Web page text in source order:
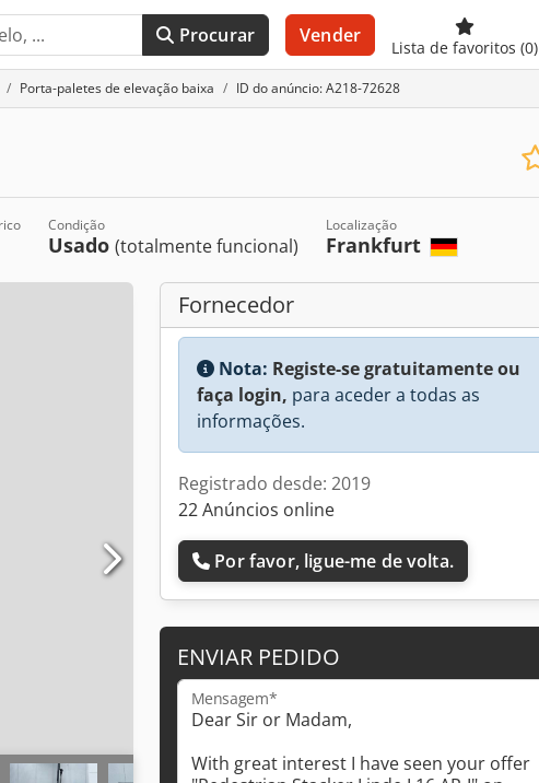
Procurar Vender
Lista de favoritos (0)
Porta-paletes de elevação baixa ID do anúncio: A218-72628
Condição
Usado(totalmente funcional)
Localização
Frankfurt
Fornecedor
Nota: Registe-se gratuitamente ou
faça login, para aceder a todas as
informações.
Registrado desde: 2019
22 Anúncios online
Por favor, ligue-me de volta.
ENVIAR PEDIDO
Mensagem*